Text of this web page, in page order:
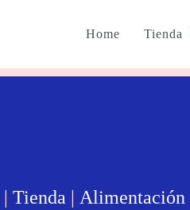
Home Tienda
| Tienda | Alimentación